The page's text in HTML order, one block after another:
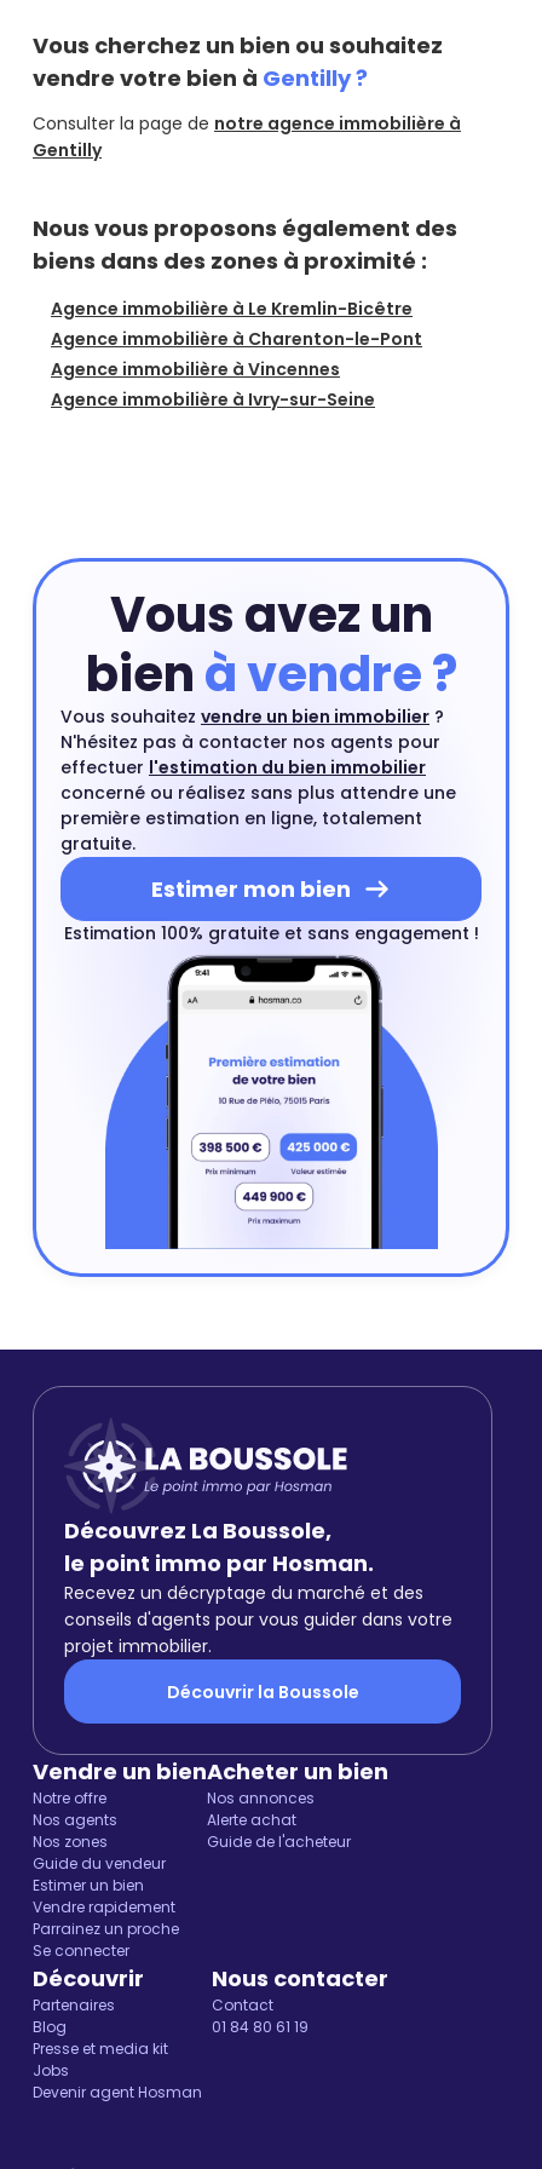
Vous cherchez un bien ou souhaitez
vendre votre bien à Gentilly ?
Consulter la page de notre agence immobilière à
Gentilly
Nous vous proposons également des
biens dans des zones à proximité :
Agence immobilière à Le Kremlin-Bicêtre
Agence immobilière à Charenton-le-Pont
Agence immobilière à Vincennes
Agence immobilière à Ivry-sur-Seine
Vous avez un
bienà vendre ?
Vous souhaitez vendre un bien immobilier ?
N'hésitez pas à contacter nos agents pour
effectuer l'estimation du bien immobilier
concerné ou réalisez sans plus attendre une
première estimation en ligne, totalement
gratuite.
Estimer mon bien
Estimation 100% gratuite et sans engagement !
Découvrez La Boussole,
le point immo par Hosman.
Recevez un décryptage du marché et des
conseils d'agents pour vous guider dans votre
projet immobilier.
Découvrir la Boussole
Vendre un bien
Notre offre
Nos agents
Nos zones
Guide du vendeur
Estimer un bien
Vendre rapidement
Parrainez un proche
Se connecter
Acheter un bien
Nos annonces
Alerte achat
Guide de l'acheteur
Découvrir
Partenaires
Blog
Presse et media kit
Jobs
Devenir agent Hosman
Nous contacter
Contact
01 84 80 61 19